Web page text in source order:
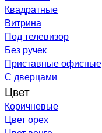
Квадратные
Витрина
Под телевизор
Без ручек
Приставные офисные
С дверцами
Цвет
Коричневые
Цвет орех